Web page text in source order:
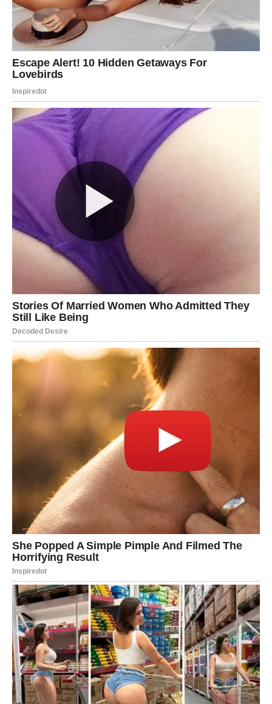
kružnim pokretima. Ova metodahrani kožu, sprječava njeno
propadanje i vraća joj svjež izgled. Nakon upijanja, površina se
može dodatno ispolirati suhom krpom kako bi se postigao
prirodan sjaj.
zadržava luksuzan izgled i dugotrajnu funkcionalnost.
Savršeno čisti prozori bez
tragova
Čišćenje prozora često je zamoran posao, posebno kada se
ubrzo nakon pranja pojave nove mrlje i prašina. Kombinacija
glicerina i etil alkohola u omjeru 1:10
ostavlja zaštitni sloj na staklu.
smanjuje nakupljanje prljavštine i otisaka prstiju
a prozori ostaju čisti i sjajni duži vremenski period, čak i u
kišnim ili vlažnim uslovima. Posebno je koristan u domovima s
djecom ili kućnim ljubimcima.
Zaključak: Glicerin kao
nezamjenjiv dio kućne rutine
Glicerin se pokazao kaovišenamjenski, siguran i izuzetno
učinkovit sastojakza održavanje čistoće doma. Njegova
primjena ne zahtijeva posebna znanja niti skupe preparate, a
rezultati su dugotrajni i vidljivi.